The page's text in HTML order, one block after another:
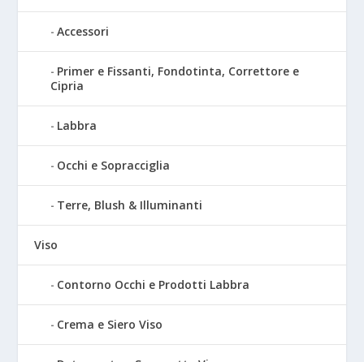
Accessori
Primer e Fissanti, Fondotinta, Correttore e
Cipria
Labbra
Occhi e Sopracciglia
Terre, Blush & Illuminanti
Viso
Contorno Occhi e Prodotti Labbra
Crema e Siero Viso